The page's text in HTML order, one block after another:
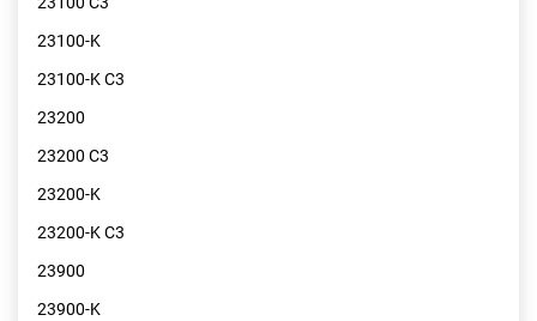
23100-K
23100-K C3
23200
23200 C3
23200-K
23200-K C3
23900
23900-K